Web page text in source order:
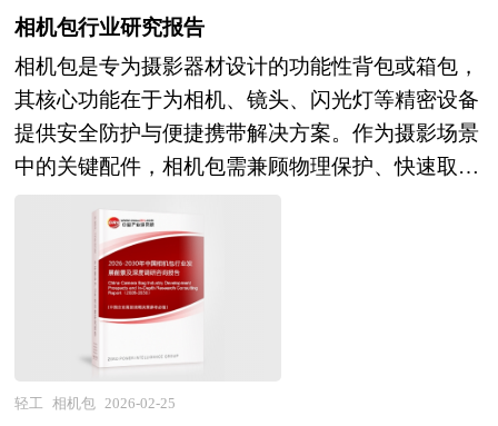
公布和提供的大量资料。对我国睡袋的行业现状、
市场各类经营指标的情况、重点企业状况、区域市
场发展情况等内容进行详细的阐述和深入的分析，
着重对睡袋业务的发展进行详尽深入的分析，并根
据睡袋行业的政策经济发展环境对睡袋行业潜在的
行业的研究观点，以供投资决策者参考。
报告的说服力。 可行性研究是确定建设项目前具
有决定性意义的工作，是在投资决策之前，对拟建
项目进行全面技术经济分析论证的科学方法，在投
资管理中，可行性研究是指对拟建项目有关的自
然、社会、经济、技术等进行调研、分析比较以及
预测建成后的社会经济效益。在此基础上，综合论
证项目建设的必要性，财务的盈利性，经济上的合
理性，技术上的先进性和适应性以及建设条件的可
能性和可行性，从而为投资决策提供科学依据。
投资可行性报告咨询服务分为政府审批核准用可行
性研究报告和融资用可行性研究报告。审批核准用
的可行性研究报告侧重关注项目的社会经济效益和
耗）等特种配方玻纤，以及1027、1017等超薄布、
开纤布、扁平纱布等高端织造技术方面仍需攻关；
在下游应用方面，普通FR-4覆铜板用玻纤布需求增
速放缓，高频高速覆铜板用低介电玻纤布需求快速
增长，新能源汽车和风电叶片用复合材料玻纤布需
时，行业面临下游PCB和覆铜板行业价格竞争向上
游传导、池窑能耗和环保约束趋严、高端产品研发
投入大周期长、细纱织造设备依赖进口等多重挑
战，部分低端产能面临出清压力，行业集中度提升
趋势明显。 展望未来，玻纤布产业的发展将深度
嵌入电子信息材料高端化和新能源复合材料应用拓
值，更是非物质文化遗产保护、乡村振兴、文化自
础性与现代生物科技的创新性的双重特质。 在市
场竞争日益激烈、新产品层出不穷的今天，要开发
一个新品并能迅速在市场上推广其难度是可想而知
的。只有经过科学的市场分析、消费者分析、竞争
对手的分析，做到有的放矢，才能使企业开发的新
产品立于不败之地。企业在新产品入市前需要对相
关产品的市场做整体分析，了解竞争对手的市场状
况，了解消费者的消费状况，给新产品找准市场切
入点，实现企业预期目标。中研普华通过多个新产
品上市调查项目的研究，对新品上市前企业找准市
场定位和产品定位有着全新的认识。中研普华针对
相机包行业研究报告
相机包是专为摄影器材设计的功能性背包或箱包，
其核心功能在于为相机、镜头、闪光灯等精密设备
提供安全防护与便捷携带解决方案。作为摄影场景
中的关键配件，相机包需兼顾物理保护、快速取
用、空间管理及人体工学等多重需求，其设计需针
对摄影器材的特殊属性进行优化。 相机包强调快
速取用与操作便利性。多数产品采用顶部开口或侧
边快取设计，配合拉链、磁吸扣或翻盖等开合方
式，使摄影师能在不卸包的情况下快速取出设备抓
拍瞬间。部分高端型号还集成隐藏式三脚架绑带、
外置滤镜袋、电池收纳仓等附件位，或配备防水
轻工 相机包 2026-02-25